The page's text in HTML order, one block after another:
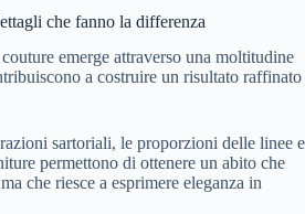
che fanno la differenza
emerge attraverso una moltitudine
a costruire un risultato raffinato
sartoriali, le proporzioni delle linee e
permettono di ottenere un abito che
che riesce a esprimere eleganza in